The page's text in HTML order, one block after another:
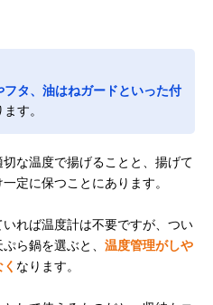
フタ、油はねガードといった付
す。
切な温度で揚げることと、揚げて
定に保つことにあります。
れば温度計は不要ですが、つい
ら鍋を選ぶと、 温度管理がしや
なります。